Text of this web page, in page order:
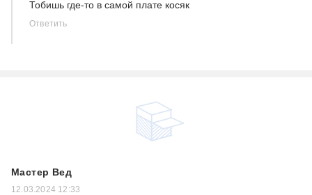
Тобишь где-то в самой плате косяк
Ответить
Мастер Вед
12.03.2024 12:33